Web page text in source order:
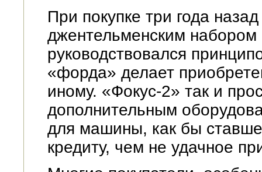
При покупке три года
джентельменским
руководствовался
«форда» делает
иному. «Фокус-2» так и
дополнительным
для машины, как бы
кредиту, чем не удачное